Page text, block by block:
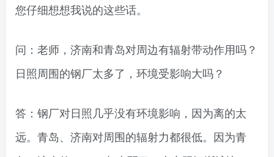
您仔细想想我说的这些话。
问：老师，济南和青岛对周边有辐射带动作用吗？
日照周围的钢厂太多了，环境受影响大吗？
答：钢厂对日照几乎没有环境影响，因为离的太
远。青岛、济南对周围的辐射力都很低。因为青